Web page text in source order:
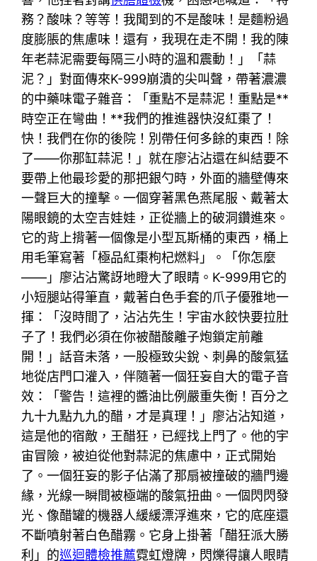
務？酸味？等等！我聞到的不是酸味！是麵粉過
度膨脹的焦慮味！還有，我現在走不開！我的陳
年老蒜泥需要每隔三小時的溫和震動！」「蒜
泥？」對面傳來K-999崩潰的尖叫聲，帶著濃濃
的中藥味電子雜音：「重點不是蒜泥！重點是**
時空正在彎曲！**我們的推進器快沒紅棗了！
快！我們在你的後院！別帶任何多餘的東西！除
了——你那缸蒜泥！」就在廖沾沾還在糾結要不
要帶上他最珍愛的那把銀勺時，外面的牆壁傳來
一聲巨大的撞擊。一個穿著黑色燕尾服、戴著太
陽眼鏡的太空吉娃娃，正從牆上的破洞鑽進來。
它的背上揹著一個像是小型瓦斯桶的東西，桶上
用毛筆寫著「極品紅棗枸杞燃料」。「你怎麼
——」廖沾沾驚訝地瞪大了眼睛。K-999用它的
小短腿站得筆直，戴著白色手套的爪子優雅地一
揮：「沒時間了，沾沾先生！宇宙水餃快要拉肚
子了！我們必須在你被醋酸離子炮鎖定前離
開！」話音未落，一股極致尖銳、刺鼻的酸氣猛
地從店門口灌入，伴隨著一個狂妄自大的電子音
效：「警告！這裡的醬油比例嚴重失衡！百分之
九十九點九九的醋，才是真理！」廖沾沾知道，
這是他的宿敵，王醋狂，已經找上門了。他的宇
宙冒險，被迫從他對蒜泥的焦慮中，正式開始
了。一個狂妄的影子佔滿了那扇被撞破的牆門邊
緣，光線一瞬間被極端的酸氣扭曲。一個閃閃發
光、像醋罐的機器人緩緩漂浮進來，它的底座還
不斷噴射著白色醋霧。它身上掛著「醋狂派大勝
利」的巡迴體檢推薦霓虹燈牌，閃爍得讓人眼睛